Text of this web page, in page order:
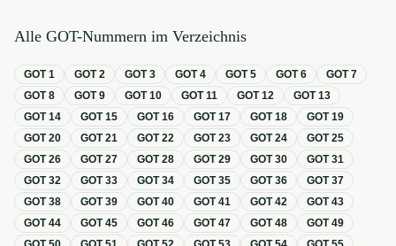
Alle GOT-Nummern im Verzeichnis
GOT1 GOT2 GOT3 GOT4 GOT5 GOT6 GOT7
GOT8 GOT9 GOT10 GOT11 GOT12 GOT13
GOT14 GOT15 GOT16 GOT17 GOT18 GOT19
GOT20 GOT21 GOT22 GOT23 GOT24 GOT25
GOT26 GOT27 GOT28 GOT29 GOT30 GOT31
GOT32 GOT33 GOT34 GOT35 GOT36 GOT37
GOT38 GOT39 GOT40 GOT41 GOT42 GOT43
GOT44 GOT45 GOT46 GOT47 GOT48 GOT49